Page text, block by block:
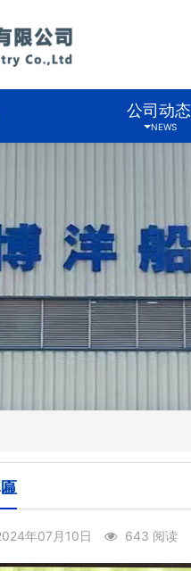
公司动态
NEWS
年07月10日 643 阅读